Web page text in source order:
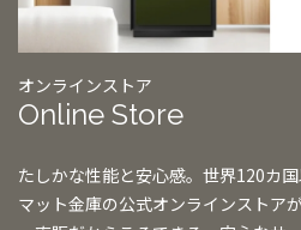
オンラインストア
Online Store
たしかな性能と安心感。世界120カ
マット金庫の公式オンラインストア